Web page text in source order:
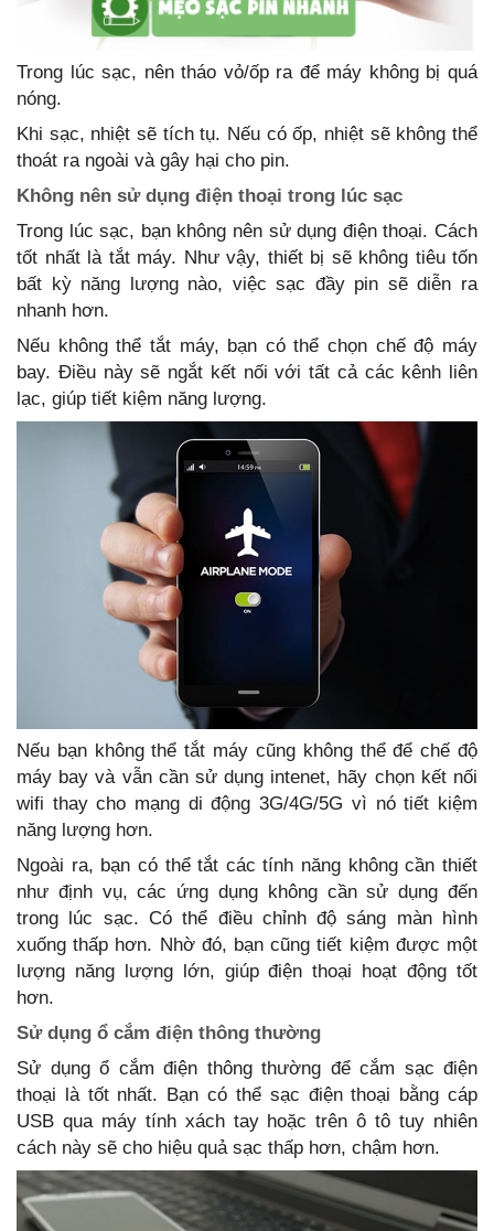
Trong lúc sạc, nên tháo vỏ/ốp ra để máy không bị quá
nóng.
Khi sạc, nhiệt sẽ tích tụ. Nếu có ốp, nhiệt sẽ không thể
thoát ra ngoài và gây hại cho pin.
Không nên sử dụng điện thoại trong lúc sạc
Trong lúc sạc, bạn không nên sử dụng điện thoại. Cách
tốt nhất là tắt máy. Như vậy, thiết bị sẽ không tiêu tốn
bất kỳ năng lượng nào, việc sạc đầy pin sẽ diễn ra
nhanh hơn.
Nếu không thể tắt máy, bạn có thể chọn chế độ máy
bay. Điều này sẽ ngắt kết nối với tất cả các kênh liên
lạc, giúp tiết kiệm năng lượng.
Nếu bạn không thể tắt máy cũng không thể để chế độ
máy bay và vẫn cần sử dụng intenet, hãy chọn kết nối
wifi thay cho mạng di động 3G/4G/5G vì nó tiết kiệm
năng lượng hơn.
Ngoài ra, bạn có thể tắt các tính năng không cần thiết
như định vụ, các ứng dụng không cần sử dụng đến
trong lúc sạc. Có thể điều chỉnh độ sáng màn hình
xuống thấp hơn. Nhờ đó, bạn cũng tiết kiệm được một
lượng năng lượng lớn, giúp điện thoại hoạt động tốt
hơn.
Sử dụng ổ cắm điện thông thường
Sử dụng ổ cắm điện thông thường để cắm sạc điện
thoại là tốt nhất. Bạn có thể sạc điện thoại bằng cáp
USB qua máy tính xách tay hoặc trên ô tô tuy nhiên
cách này sẽ cho hiệu quả sạc thấp hơn, chậm hơn.